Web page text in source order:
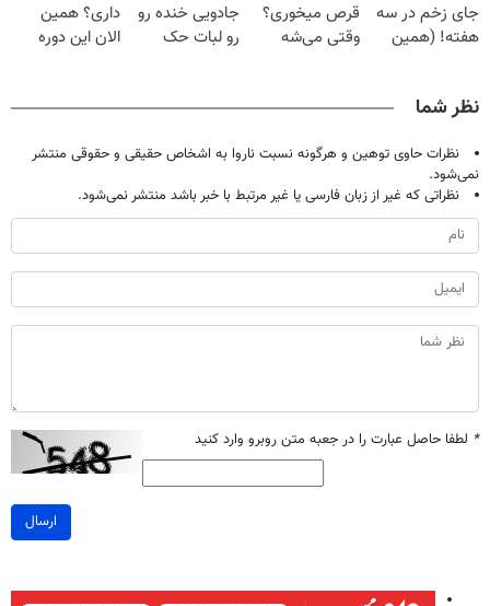
جای زخم در سه
هفته! (همین
قرص میخوری؟
وقتی می‌شه
جادویی خنده رو
رو لبات حک
داری؟ همین
الان این دوره
نظر شما
نظرات حاوی توهین و هرگونه نسبت ناروا به اشخاص حقیقی و حقوقی منتشر
نمی‌شود.
نظراتی که غیر از زبان فارسی یا غیر مرتبط با خبر باشد منتشر نمی‌شود.
* لطفا حاصل عبارت را در جعبه متن روبرو وارد کنید
ارسال